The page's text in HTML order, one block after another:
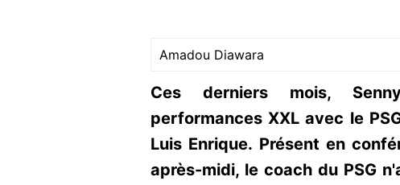
Amadou Diawara
Ces derniers mois,
performances XXL avec le
Luis Enrique. Présent en
après-midi, le coach du PSG